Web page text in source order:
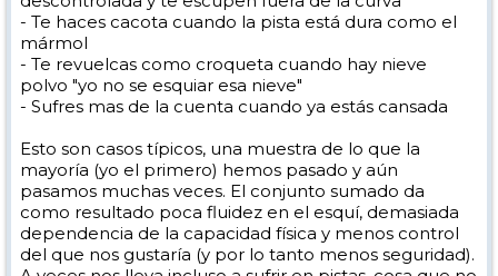
- Te haces cacota cuando la pista está dura como el
mármol
- Te revuelcas como croqueta cuando hay nieve
polvo "yo no se esquiar esa nieve"
- Sufres mas de la cuenta cuando ya estás cansada
Esto son casos típicos, una muestra de lo que la
mayoría (yo el primero) hemos pasado y aún
pasamos muchas veces. El conjunto sumado da
como resultado poca fluidez en el esquí, demasiada
dependencia de la capacidad física y menos control
del que nos gustaría (y por lo tanto menos seguridad).